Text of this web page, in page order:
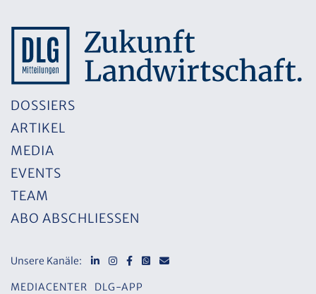
DOSSIERS
ARTIKEL
MEDIA
EVENTS
TEAM
ABO ABSCHLIESSEN
Unsere Kanäle:
MEDIACENTER DLG-APP